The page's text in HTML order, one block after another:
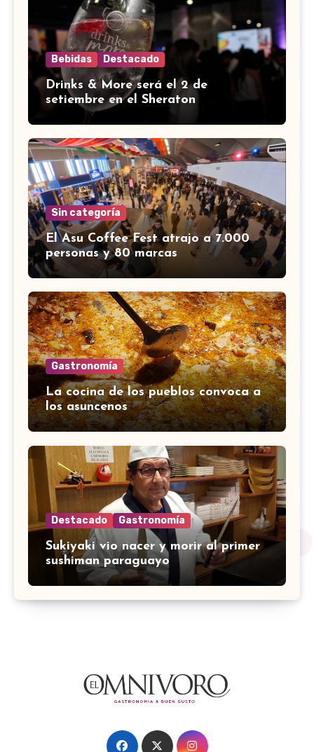
Bebidas Destacado
Drinks & More será el 2 de
setiembre en el Sheraton
Sin categoría
El Asu Coffee Fest atrajo a 7.000
personas y 80 marcas
Gastronomía
La cocina de los pueblos convoca a
los asuncenos
Destacado Gastronomía
Sukiyaki vio nacer y morir al primer
sushiman paraguayo